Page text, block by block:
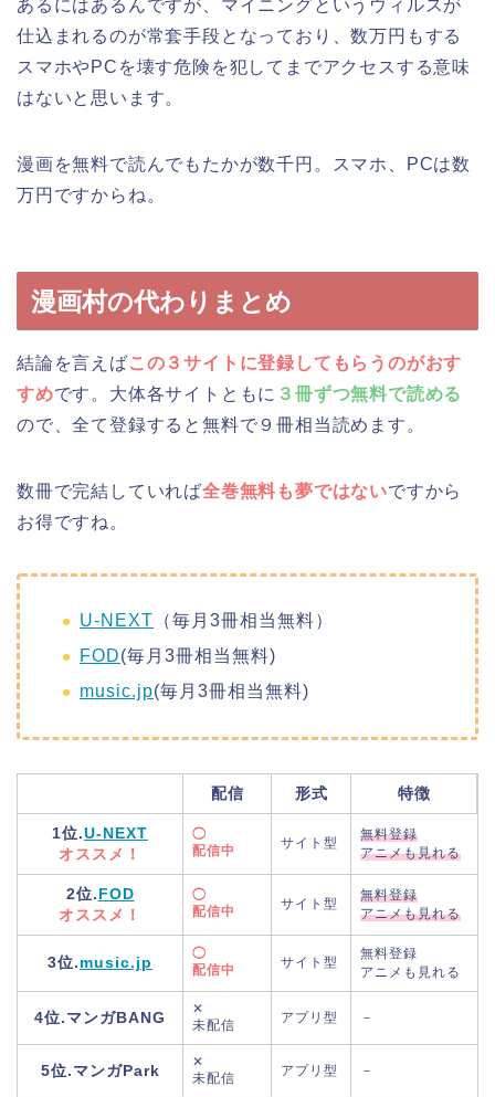
あるにはあるんですが、マイニングというウィルスが
仕込まれるのが常套手段となっており、数万円もする
スマホやPCを壊す危険を犯してまでアクセスする意味
はないと思います。
漫画を無料で読んでもたかが数千円。スマホ、PCは数
万円ですからね。
漫画村の代わりまとめ
結論を言えばこの３サイトに登録してもらうのがおす
すめです。大体各サイトともに ３冊ずつ無料で読める
ので、全て登録すると無料で９冊相当読めます。
数冊で完結していれば全巻無料も夢ではないですから
お得ですね。
U-NEXT （毎月3冊相当無料）
FOD(毎月3冊相当無料)
music.jp(毎月3冊相当無料)
配信 形式 特徴
1位.U-NEXT
オススメ！
◯
配信中
サイト型
無料登録
アニメも見れる
2位.FOD
オススメ！
◯
配信中
サイト型
無料登録
アニメも見れる
3位.music.jp
◯
配信中
サイト型
無料登録
アニメも見れる
4位.マンガBANG
✕
未配信
アプリ型 －
5位.マンガPark
✕
未配信
アプリ型 －